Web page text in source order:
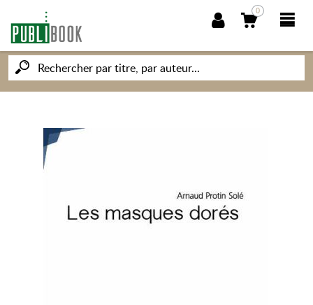
0
NOUVEAUTÉS
CONNAISSANCES ET SAVOIRS